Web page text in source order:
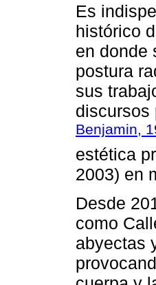
Es
histórico
en donde
postura
sus
discursos
Benjamin,
estética
2003) en
Desde
como
abyectas